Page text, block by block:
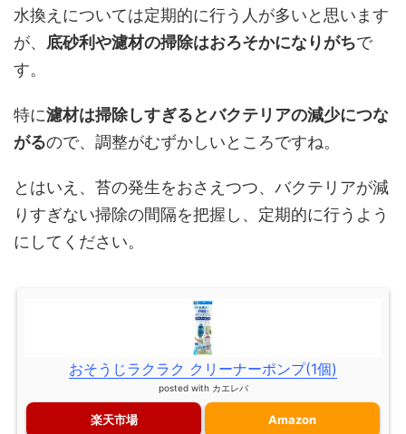
水換えについては定期的に行う人が多いと思います
が、 底砂利や濾材の掃除はおろそかになりがちで
す。
特に濾材は掃除しすぎるとバクテリアの減少につな
がるので、調整がむずかしいところですね。
とはいえ、苔の発生をおさえつつ、バクテリアが減
りすぎない掃除の間隔を把握し、定期的に行うよう
にしてください。
おそうじラクラク クリーナーポンプ(1個)
posted with カエレバ
楽天市場 Amazon